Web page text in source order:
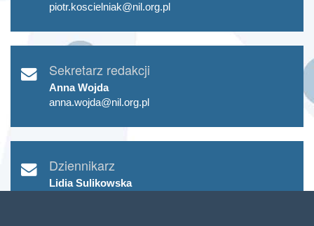
piotr.koscielniak@nil.org.pl
Sekretarz redakcji
Anna Wojda
anna.wojda@nil.org.pl
Dziennikarz
Lidia Sulikowska